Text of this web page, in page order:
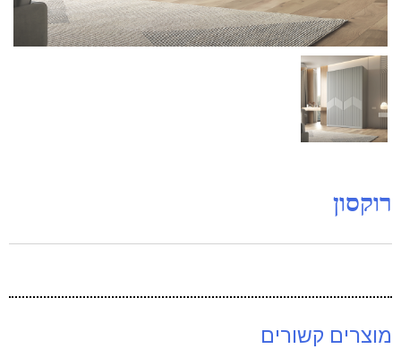
רוקסון
מוצרים קשורים